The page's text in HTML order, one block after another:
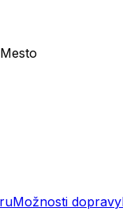
Možnosti dopravy